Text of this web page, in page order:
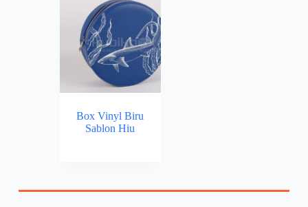
Box Vinyl Biru
Sablon Hiu